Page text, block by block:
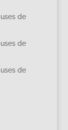
de
de
de